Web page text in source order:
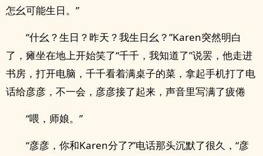
怎幺可能生日。”
“什幺？生日？昨天？我生日幺？”Karen突然明白
了，瘫坐在地上开始笑了“千千，我知道了”说罢，他走进
书房，打开电脑，千千看着满桌子的菜，拿起手机打了电
话给彦彦，不一会，彦彦接了起来，声音里写满了疲倦
“喂，师娘。”
“彦彦，你和Karen分了?”电话那头沉默了很久，“彦